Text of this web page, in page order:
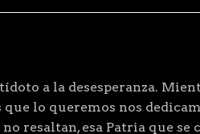
a la desesperanza.
lo queremos nos
resaltan, esa Patria que se